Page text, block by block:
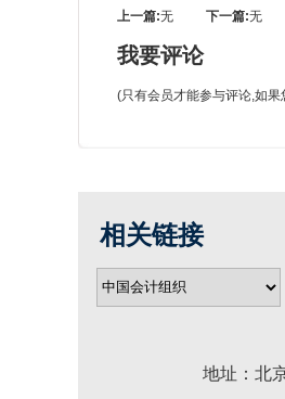
上一篇:无 下一篇:无
我要评论
(只有会员才能参与评论,如果
相关链接
地址：北